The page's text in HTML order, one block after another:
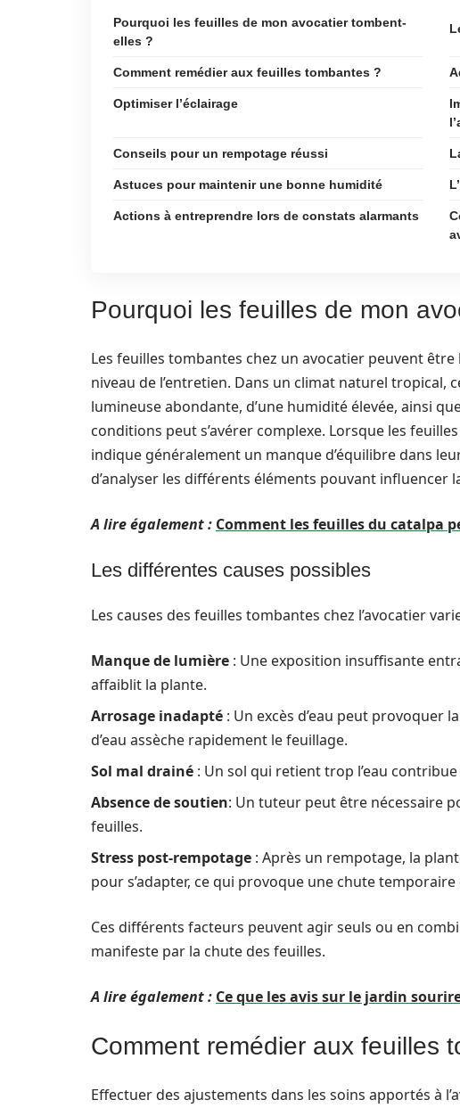
Pourquoi les feuilles de mon avocatier tombent-
elles ?
Comment remédier aux feuilles tombantes ?
Optimiser l’éclairage
Conseils pour un rempotage réussi
Astuces pour maintenir une bonne humidité
Actions à entreprendre lors de constats alarmants
Pourquoi les feuilles de mon
Les feuilles tombantes chez un avocatier peuvent
niveau de l’entretien. Dans un climat naturel tropical,
lumineuse abondante, d’une humidité élevée, ainsi
conditions peut s’avérer complexe. Lorsque les
indique généralement un manque d’équilibre dans
d’analyser les différents éléments pouvant influencer
A lire également : Comment les feuilles du catalpa
Les différentes causes possibles
Les causes des feuilles tombantes chez l’avocatier
Manque de lumière : Une exposition insuffisante
affaiblit la plante.
Arrosage inadapté : Un excès d’eau peut provoquer
d’eau assèche rapidement le feuillage.
Sol mal drainé : Un sol qui retient trop l’eau
Absence de soutien: Un tuteur peut être nécessaire
feuilles.
Stress post-rempotage : Après un rempotage, la
pour s’adapter, ce qui provoque une chute temporaire
Ces différents facteurs peuvent agir seuls ou en
manifeste par la chute des feuilles.
A lire également : Ce que les avis sur le jardin
Comment remédier aux feuilles
Effectuer des ajustements dans les soins apportés à